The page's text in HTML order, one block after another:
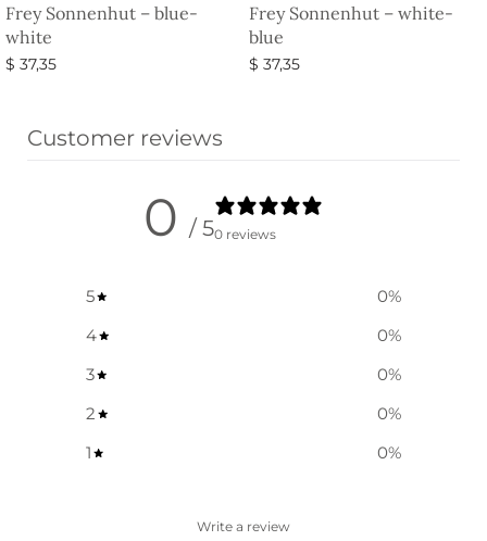
Frey Sonnenhut – blue-
white
$ 37,35
Frey Sonnenhut – white-
blue
$ 37,35
Customer reviews
0 / 50 reviews
5 0%
4
0%
3
0%
2
0%
1
0%
Write a review